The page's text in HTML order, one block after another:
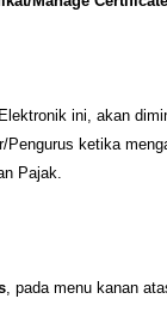
ini, akan
Pengurus ketika
Pajak.
, pada menu kanan